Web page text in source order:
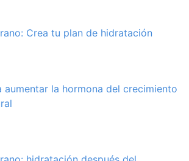
Crea tu plan de hidratación
aumentar la hormona del crecimiento